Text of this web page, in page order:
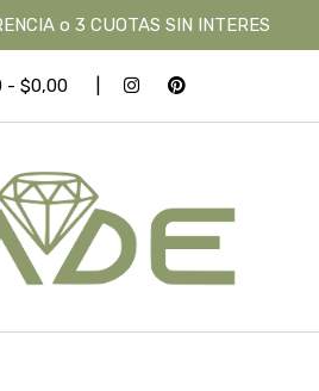
o 3 CUOTAS SIN INTERES
- $0,00